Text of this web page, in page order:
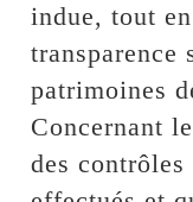
indue, tout
transparence
patrimoines
Concernant
des